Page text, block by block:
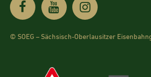
© SOEG – Sächsisch-Oberlausitzer